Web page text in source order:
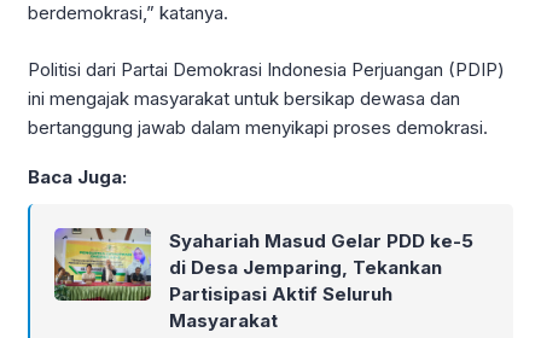
berdemokrasi,” katanya.
Politisi dari Partai Demokrasi Indonesia Perjuangan (PDIP)
ini mengajak masyarakat untuk bersikap dewasa dan
bertanggung jawab dalam menyikapi proses demokrasi.
Baca Juga:
Syahariah Masud Gelar PDD ke-5
di Desa Jemparing, Tekankan
Partisipasi Aktif Seluruh
Masyarakat